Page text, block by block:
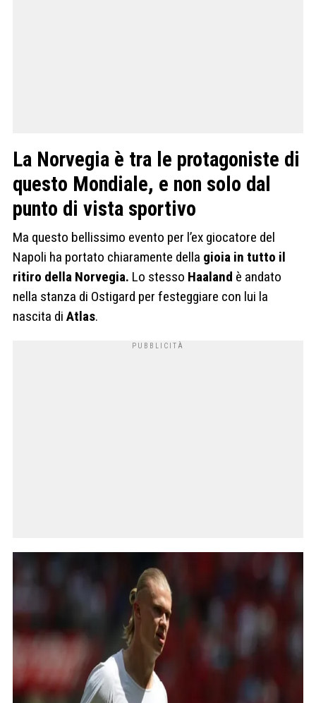
La Norvegia è tra le protagoniste di
questo Mondiale, e non solo dal
punto di vista sportivo
Ma questo bellissimo evento per l’ex giocatore del
Napoli ha portato chiaramente della gioia in tutto il
ritiro della Norvegia. Lo stesso Haaland è andato
nella stanza di Ostigard per festeggiare con lui la
nascita di Atlas.